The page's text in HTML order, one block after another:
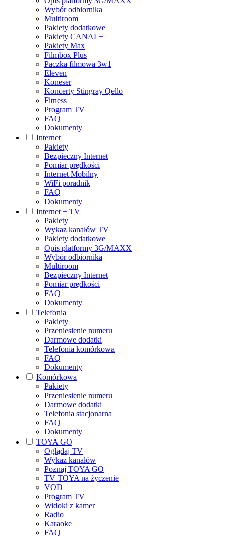
Wybór odbiornika
Multiroom
Pakiety dodatkowe
Pakiety CANAL+
Pakiety Max
Filmbox Plus
Paczka filmowa 3w1
Eleven
Koneser
Koncerty Stingray Qello
Fitness
Program TV
FAQ
Dokumenty
Internet
Pakiety
Bezpieczny Internet
Pomiar prędkości
Internet Mobilny
WiFi poradnik
FAQ
Dokumenty
Internet + TV
Pakiety
Wykaz kanałów TV
Pakiety dodatkowe
Opis platformy 3G/MAXX
Wybór odbiornika
Multiroom
Bezpieczny Internet
Pomiar prędkości
FAQ
Dokumenty
Telefonia
Pakiety
Przeniesienie numeru
Darmowe dodatki
Telefonia komórkowa
FAQ
Dokumenty
Komórkowa
Pakiety
Przeniesienie numeru
Darmowe dodatki
Telefonia stacjonarna
FAQ
Dokumenty
TOYA GO
Oglądaj TV
Wykaz kanałów
Poznaj TOYA GO
TV TOYA na życzenie
VOD
Program TV
Widoki z kamer
Radio
Karaoke
FAQ